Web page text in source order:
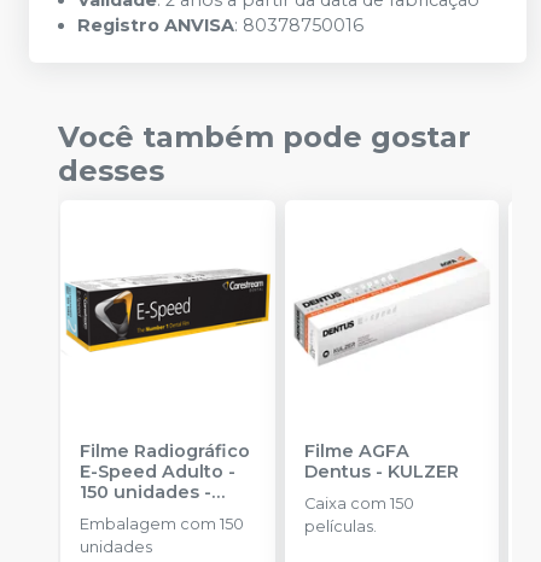
Registro ANVISA: 80378750016
Você também pode gostar
desses
Filme Radiográfico
E-Speed Adulto -
150 unidades -
CARESTREAM
Embalagem com 150
unidades
Filme AGFA
Dentus- KULZER
Caixa com 150
películas.